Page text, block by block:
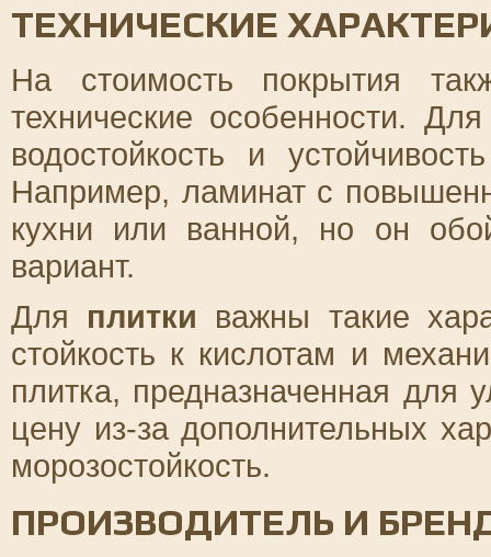
ТЕХНИЧЕСКИЕ
На стоимость покрытия
технические особенности.
водостойкость и
Например, ламинат с
кухни или ванной, но он
вариант.
Для плитки важны такие
стойкость к кислотам и
плитка, предназначенная для
цену из-за дополнительных
морозостойкость.
ПРОИЗВОДИТЕЛЬ И